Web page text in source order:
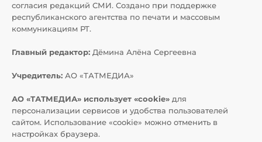
согласия редакций СМИ. Создано при поддержке
республиканского агентства по печати и массовым
коммуникациям РТ.
Главный редактор: Дёмина Алёна Сергеевна
Учредитель: АО «ТАТМЕДИА»
АО «ТАТМЕДИА» использует «cookie» для
персонализации сервисов и удобства пользователей
сайтом. Использование «cookie» можно отменить в
настройках браузера.